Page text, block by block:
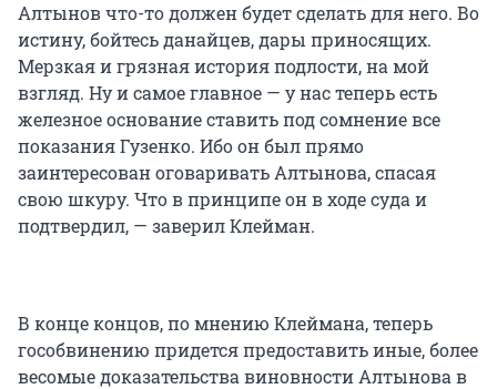
Алтынов что-то должен будет сделать для него. Во
истину, бойтесь данайцев, дары приносящих.
Мерзкая и грязная история подлости, на мой
взгляд. Ну и самое главное — у нас теперь есть
железное основание ставить под сомнение все
показания Гузенко. Ибо он был прямо
заинтересован оговаривать Алтынова, спасая
свою шкуру. Что в принципе он в ходе суда и
подтвердил, — заверил Клейман.
В конце концов, по мнению Клеймана, теперь
гособвинению придется предоставить иные, более
весомые доказательства виновности Алтынова в